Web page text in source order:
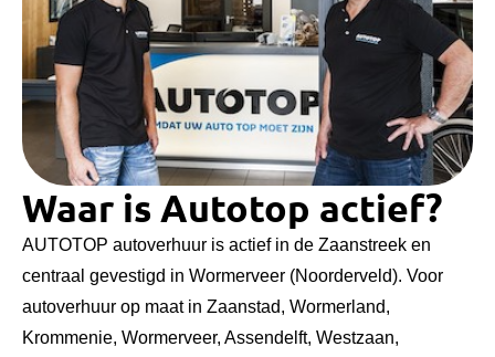
Waar is Autotop actief?
AUTOTOP autoverhuur is actief in de Zaanstreek en
centraal gevestigd in Wormerveer (Noorderveld). Voor
autoverhuur op maat in Zaanstad, Wormerland,
Krommenie, Wormerveer, Assendelft, Westzaan,